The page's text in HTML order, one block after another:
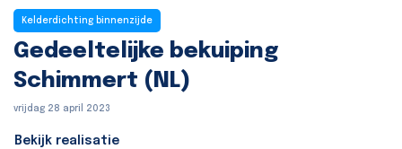
Kelderdichting binnenzijde
Gedeeltelijke bekuiping
Schimmert (NL)
vrijdag 28 april 2023
Bekijk realisatie